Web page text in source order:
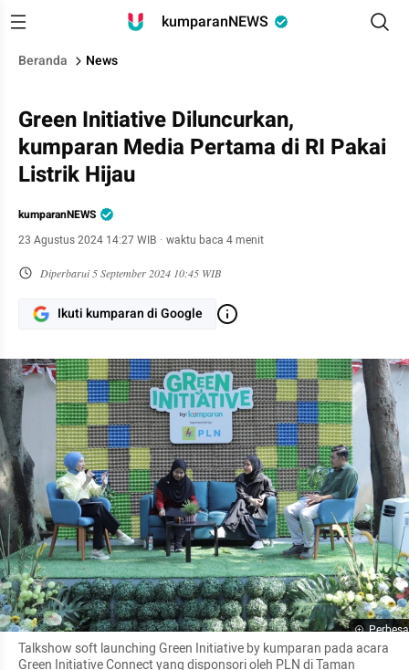
kumparanNEWS
Beranda News
Green Initiative Diluncurkan,
kumparan Media Pertama di RI Pakai
Listrik Hijau
kumparanNEWS
23 Agustus 2024 14:27 WIB · waktu baca 4 menit
Diperbarui5 September 2024 10:45 WIB
Ikuti kumparan di Google
Talkshow soft launching Green Initiative by kumparan pada acara
Green Initiative Connect yang disponsori oleh PLN di Taman